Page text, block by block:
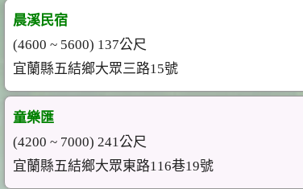
晨溪民宿
(4600 ~ 5600) 137公尺
宜蘭縣五結鄉大眾三路15號
童樂匯
(4200 ~ 7000) 241公尺
宜蘭縣五結鄉大眾東路116巷19號